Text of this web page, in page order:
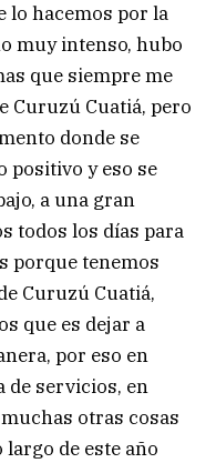
lo hacemos por la
muy intenso, hubo
que siempre me
Curuzú Cuatiá, pero
donde se
positivo y eso se
a una gran
todos los días para
porque tenemos
Curuzú Cuatiá,
que es dejar a
por eso en
de servicios, en
otras cosas
de este año